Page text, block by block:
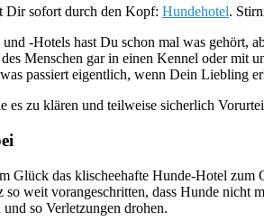
Dir sofort durch den Kopf: Hundehotel.
-Hotels hast Du schon mal was gehört,
Menschen gar in einen Kennel oder mit
passiert eigentlich, wenn Dein Liebling
es zu klären und teilweise sicherlich
Glück das klischeehafte Hunde-Hotel
so weit vorangeschritten, dass Hunde nicht
so Verletzungen drohen.